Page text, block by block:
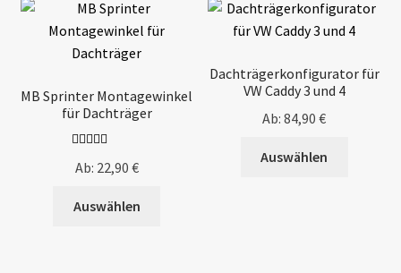
MB Sprinter Montagewinkel
für Dachträger
von 5
Ab: 22,90 €
Auswählen
Dachträgerkonfigurator für
VW Caddy 3 und 4
Ab:84,90€
Auswählen